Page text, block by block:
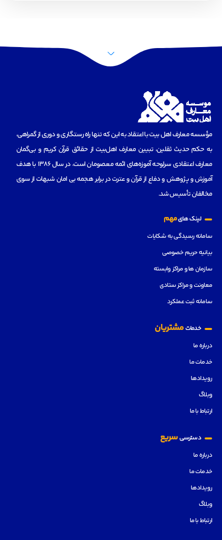
مؤسسه‌ معارف اهل بیت با اعتقاد به این که تنها راه رستگاری و دوری از گمراهی،
به حکم حدیث ثقلین، تبیین معارف اهل‌بیت از حقائق قرآن کریم و بی‌گمان
معارف اعتقادی سرلوحه آموزه‌های ائمه معصومان است، در سال 1386 با هدف
آموزش و پژوهش و دفاع از قرآن و عترت در برابر هجمه بی امان شبهات از سوی
مخالفان تأسیس شد.
لینک هایمهم
سامانه رسیدگی به شکایات
بیانیه حریم خصوصی
سازمان ها و مراکز وابسته
معاونت و مراکز ستادی
سامانه ثبت عملکرد
خدماتمشتریان
درباره ما
خدمات ما
رویدادها
وبلاگ
ارتباط با ما
دسترسیسریع
درباره ما
خدمات ما
رویدادها
وبلاگ
ارتباط با ما